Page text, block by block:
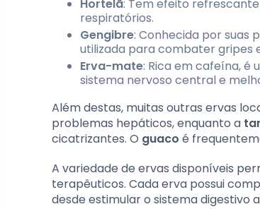
Hortelã: Tem efeito
respiratórios.
Gengibre: Conhecida por suas
utilizada para combater gripes
Erva-mate: Rica em cafeína, é
sistema nervoso central e
Além destas, muitas outras ervas
problemas hepáticos, enquanto a
cicatrizantes. O guaco é
A variedade de ervas disponíveis
terapêuticos. Cada erva possui
desde estimular o sistema digestivo